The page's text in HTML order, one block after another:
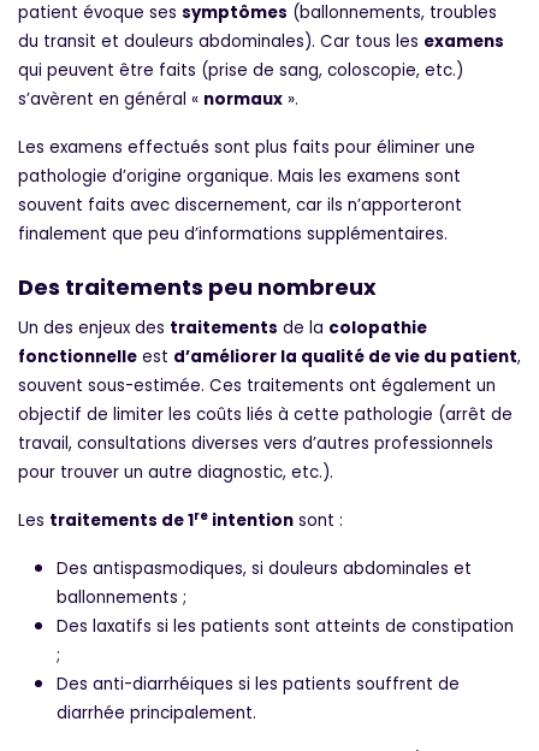
patient évoque ses symptômes (ballonnements, troubles
du transit et douleurs abdominales). Car tous les examens
qui peuvent être faits (prise de sang, coloscopie, etc.)
s’avèrent en général « normaux ».
Les examens effectués sont plus faits pour éliminer une
pathologie d’origine organique. Mais les examens sont
souvent faits avec discernement, car ils n’apporteront
finalement que peu d’informations supplémentaires.
Des traitements peu nombreux
Un des enjeux des traitements de la colopathie
fonctionnelle est d’améliorer la qualité de vie du patient,
souvent sous-estimée. Ces traitements ont également un
objectif de limiter les coûts liés à cette pathologie (arrêt de
travail, consultations diverses vers d’autres professionnels
pour trouver un autre diagnostic, etc.).
Les traitements de 1re intention sont :
Des antispasmodiques, si douleurs abdominales et
ballonnements ;
Des laxatifs si les patients sont atteints de constipation
;
Des anti-diarrhéiques si les patients souffrent de
diarrhée principalement.